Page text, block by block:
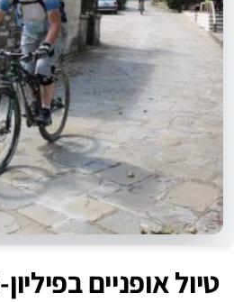
טיול אופניים בפיליון-8 כפרים